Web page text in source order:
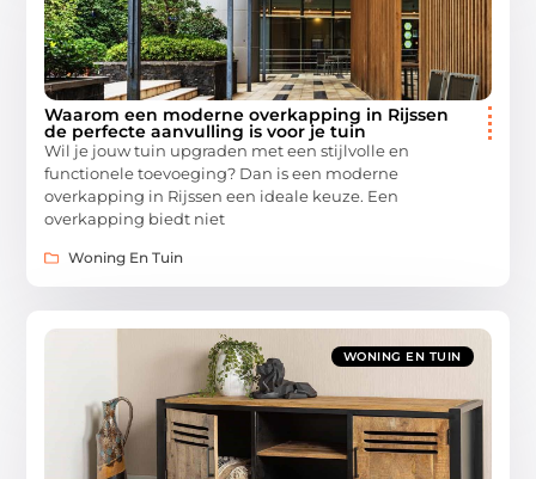
Waarom een moderne overkapping in Rijssen
de perfecte aanvulling is voor je tuin
Wil je jouw tuin upgraden met een stijlvolle en
functionele toevoeging? Dan is een moderne
overkapping in Rijssen een ideale keuze. Een
overkapping biedt niet
Woning En Tuin
WONING EN TUIN